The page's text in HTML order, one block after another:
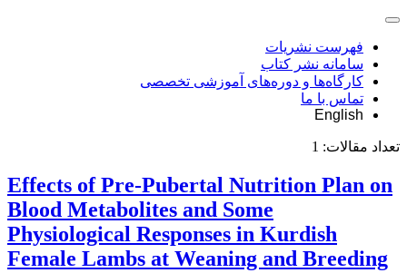
فهرست نشریات
سامانه نشر کتاب
کارگاه‌ها و دوره‌های آموزشی تخصصی
تماس با ما
English
تعداد مقالات: 1
Effects of Pre-Pubertal Nutrition Plan on
Blood Metabolites and Some
Physiological Responses in Kurdish
Female Lambs at Weaning and Breeding